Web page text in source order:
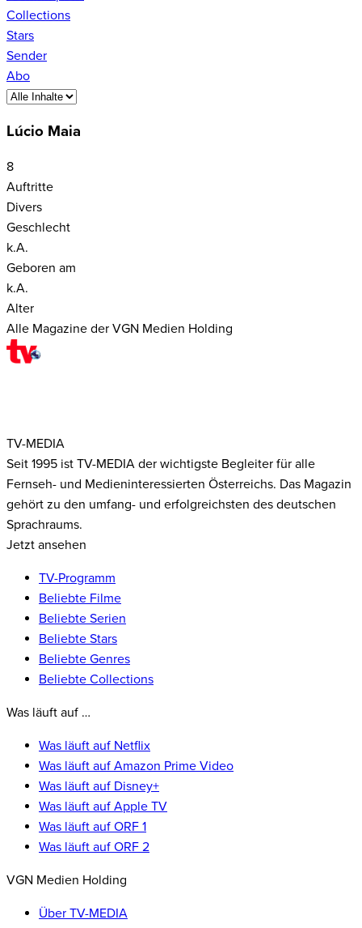
Collections
Stars
Sender
Abo
Lúcio Maia
8
Auftritte
Divers
Geschlecht
k.A.
Geboren am
k.A.
Alter
Alle Magazine der VGN Medien Holding
TV-MEDIA
Seit 1995 ist TV-MEDIA der wichtigste Begleiter für alle
Fernseh- und Medieninteressierten Österreichs. Das Magazin
gehört zu den umfang- und erfolgreichsten des deutschen
Sprachraums.
Jetzt ansehen
TV-Programm
Beliebte Filme
Beliebte Serien
Beliebte Stars
Beliebte Genres
Beliebte Collections
Was läuft auf …
Was läuft auf Netflix
Was läuft auf Amazon Prime Video
Was läuft auf Disney+
Was läuft auf Apple TV
Was läuft auf ORF 1
Was läuft auf ORF 2
VGN Medien Holding
Über TV-MEDIA